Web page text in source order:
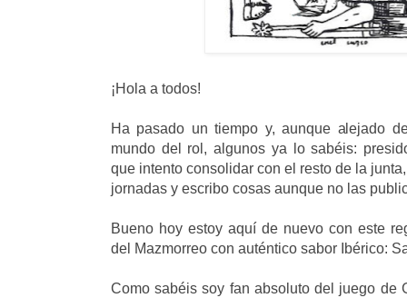
¡Hola a todos!
Ha pasado un tiempo y, aunque alejado
mundo del rol, algunos ya lo sabéis:
que intento consolidar con el resto de la
jornadas y escribo cosas aunque no las
Bueno hoy estoy aquí de nuevo con este
del Mazmorreo con auténtico sabor Ibérico:
Como sabéis soy fan absoluto del juego de